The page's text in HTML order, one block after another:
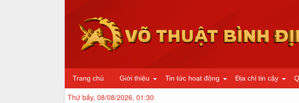
Trang chủ Giới thiệu Tin tức hoạt động Địa chỉ tin cậy
Thứ bảy, 08/08/2026, 01:30